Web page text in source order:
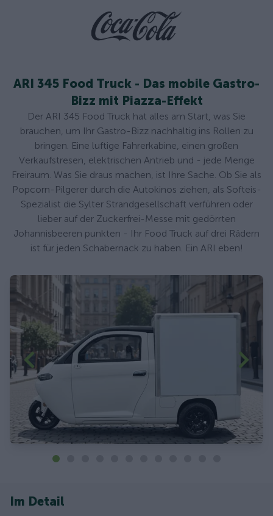
ARI 345 Food Truck - Das mobile Gastro-
Bizz mit Piazza-Effekt
Der ARI 345 Food Truck hat alles am Start, was Sie
brauchen, um Ihr Gastro-Bizz nachhaltig ins Rollen zu
bringen. Eine luftige Fahrerkabine, einen großen
Verkaufstresen, elektrischen Antrieb und - jede Menge
Freiraum. Was Sie draus machen, ist Ihre Sache. Ob Sie als
Popcorn-Pilgerer durch die Autokinos ziehen, als Softeis-
Spezialist die Sylter Strandgesellschaft verführen oder
lieber auf der Zuckerfrei-Messe mit gedörrten
Johannisbeeren punkten - Ihr Food Truck auf drei Rädern
ist für jeden Schabernack zu haben. Ein ARI eben!
Im Detail